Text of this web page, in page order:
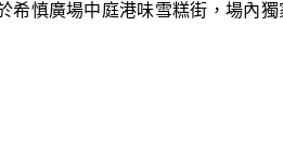
慎廣場中庭港味雪糕街，場內